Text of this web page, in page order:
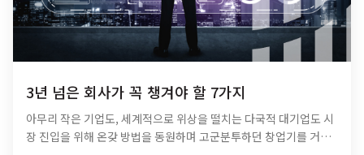
3년 넘은 회사가 꼭 챙겨야 할 7가지
아무리 작은 기업도, 세계적으로 위상을 떨치는 다국적 대기업도 시
장 진입을 위해 온갖 방법을 동원하며 고군분투하던 창업기를 거칩